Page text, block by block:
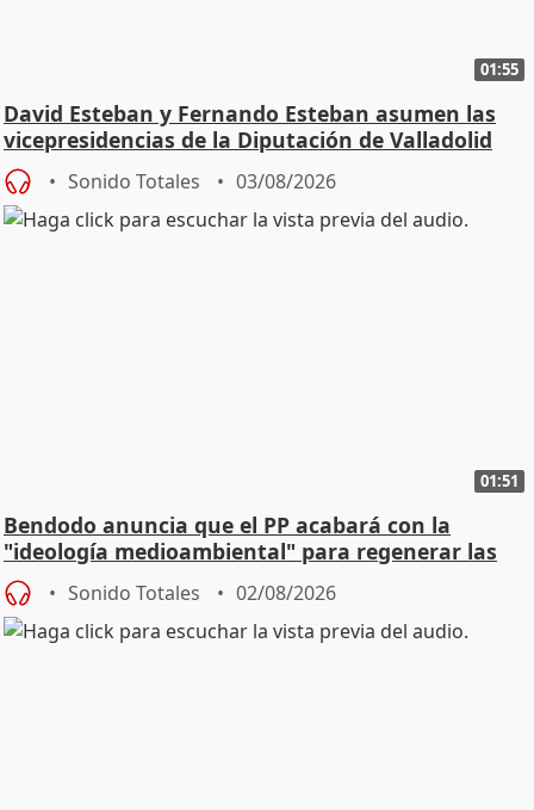
01:55
David Esteban y Fernando Esteban asumen las
vicepresidencias de la Diputación de Valladolid
Sonido Totales 03/08/2026
01:51
Bendodo anuncia que el PP acabará con la
"ideología medioambiental" para regenerar las
playas
Sonido Totales 02/08/2026